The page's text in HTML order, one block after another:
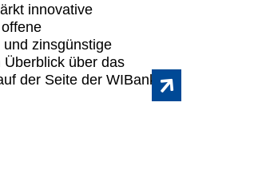
innovative
zinsgünstige
über das
der Seite der WIBank.